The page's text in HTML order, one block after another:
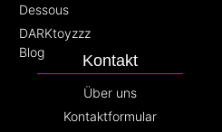
Dessous
DARKtoyzzz
Blog
Kontakt
Über uns
Kontaktformular